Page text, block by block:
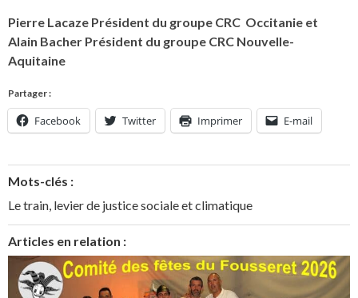
Pierre Lacaze Président du groupe CRC Occitanie et
Alain Bacher Président du groupe CRC Nouvelle-
Aquitaine
Partager :
Facebook Twitter Imprimer E-mail
Mots-clés :
Le train levier de justice sociale et climatique
Articles en relation :